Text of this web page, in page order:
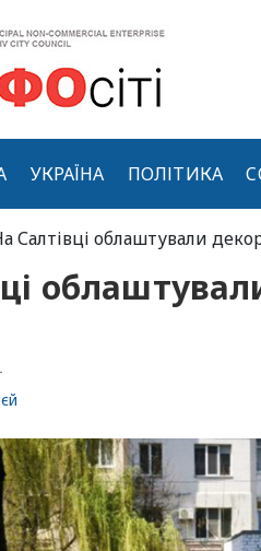
УКРАЇНА ПОЛІТИКА
Салтівці облаштували
-